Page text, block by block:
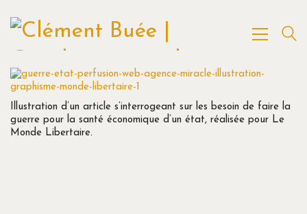
Illustration d’un article s’interrogeant sur les besoin de faire la
guerre pour la santé économique d’un état, réalisée pour Le
Monde Libertaire.